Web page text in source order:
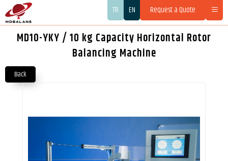
TR EN Request a Quote
MD10-YKY / 10 kg Capacity Horizontal Rotor
Balancing Machine
Back